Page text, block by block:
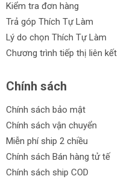
Kiểm tra đơn hàng
Trả góp Thích Tự Làm
Lý do chọn Thích Tự Làm
Chương trình tiếp thị liên kết
Chính sách
Chính sách bảo mật
Chính sách vận chuyển
Miễn phí ship 2 chiều
Chính sách Bán hàng tử tế
Chính sách ship COD